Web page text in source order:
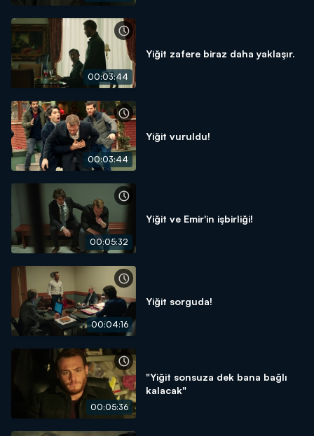
00:03:44
Yiğit zafere biraz daha yaklaşır.
00:03:44
Yiğit vuruldu!
00:05:32
Yiğit ve Emir'in işbirliği!
00:04:16
Yiğit sorguda!
00:05:36
"Yiğit sonsuza dek bana bağlı
kalacak"